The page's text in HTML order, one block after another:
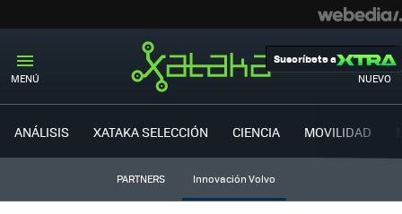
MENÚ NUEVO
Suscríbete a
ANÁLISIS XATAKA SELECCIÓN CIENCIA MOVILIDAD
PARTNERS Innovación Volvo